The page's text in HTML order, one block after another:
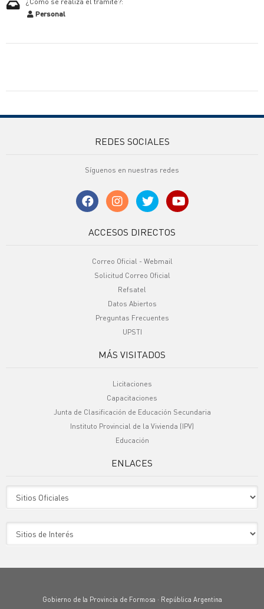
Personal
REDES SOCIALES
Síguenos en nuestras redes
ACCESOS DIRECTOS
Correo Oficial - Webmail
Solicitud Correo Oficial
Refsatel
Datos Abiertos
Preguntas Frecuentes
UPSTI
MÁS VISITADOS
Licitaciones
Capacitaciones
Junta de Clasificación de Educación Secundaria
Instituto Provincial de la Vivienda (IPV)
Educación
ENLACES
Gobierno de la Provincia de Formosa · República Argentina